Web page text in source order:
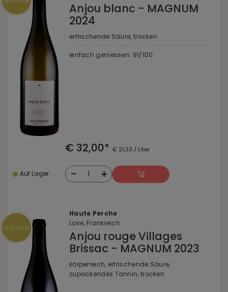
Anjou blanc - MAGNUM
2024
erfrischende Säure, trocken
einfach geniessen: 91/100
€ 32,00* € 21,33 / Liter
Auf Lager - 1 +
Haute Perche
Loire, Frankreich
Anjou rouge Villages
Brissac - MAGNUM 2023
körperreich, erfrischende Säure,
zupackendes Tannin, trocken